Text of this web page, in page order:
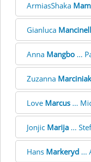
ArmiasShaka
Gianluca
Anna Mangbo ...
Zuzanna Marciniak
Love Marcus ...
Jonjic Marija ...
Hans Markeryd ...